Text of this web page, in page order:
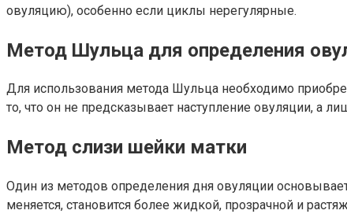
овуляцию), особенно если циклы нерегулярные.
Метод Шульца для определения
Для использования метода Шульца необходимо
то, что он не предсказывает наступление овуляции, а
Метод слизи шейки матки
Один из методов определения дня овуляции
меняется, становится более жидкой, прозрачной и